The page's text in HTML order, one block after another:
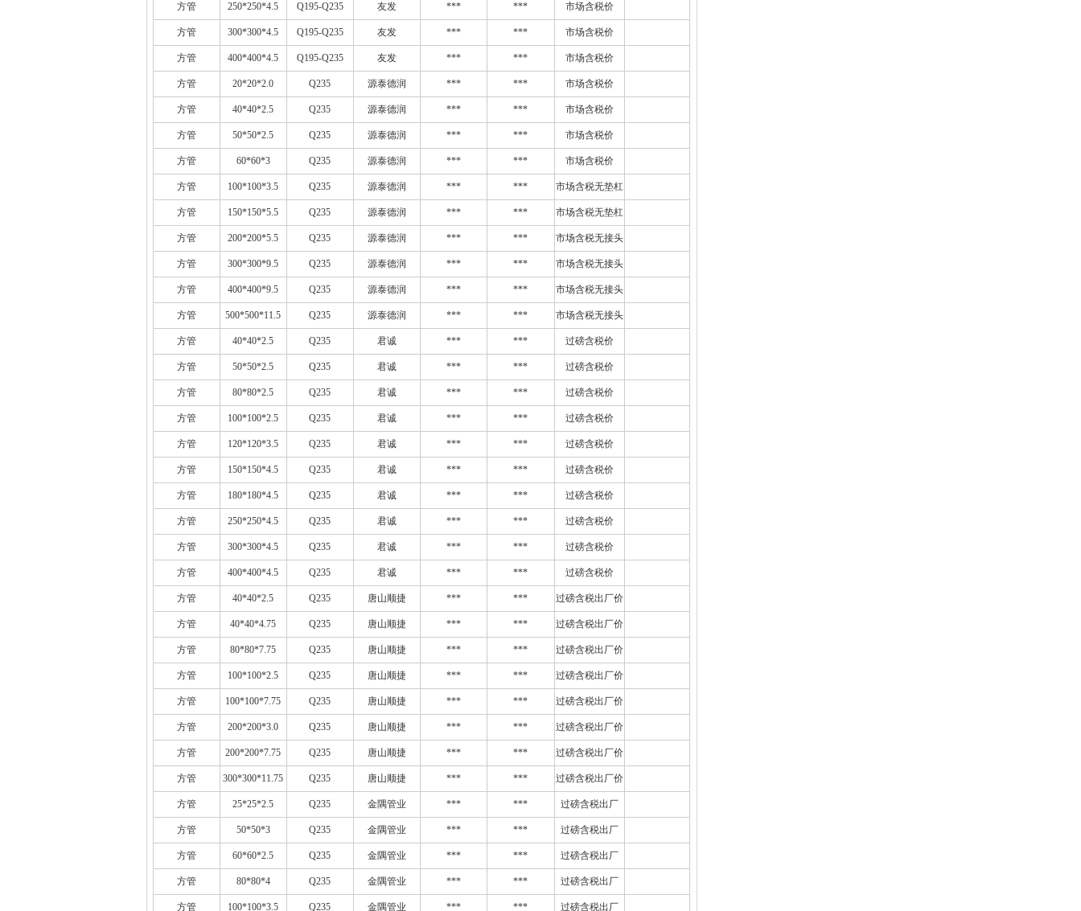
方管 250*250*4.5 Q195-Q235 友发 *** *** 市场含税价
方管 300*300*4.5 Q195-Q235 友发 *** *** 市场含税价
方管 400*400*4.5 Q195-Q235 友发 *** *** 市场含税价
方管 20*20*2.0 Q235 源泰德润 *** *** 市场含税价
方管 40*40*2.5 Q235 源泰德润 *** *** 市场含税价
方管 50*50*2.5 Q235 源泰德润 *** *** 市场含税价
方管 60*60*3 Q235 源泰德润 *** *** 市场含税价
方管 100*100*3.5 Q235 源泰德润 *** *** 市场含税无垫杠
方管 150*150*5.5 Q235 源泰德润 *** *** 市场含税无垫杠
方管 200*200*5.5 Q235 源泰德润 *** *** 市场含税无接头
方管 300*300*9.5 Q235 源泰德润 *** *** 市场含税无接头
方管 400*400*9.5 Q235 源泰德润 *** *** 市场含税无接头
方管 500*500*11.5 Q235 源泰德润 *** *** 市场含税无接头
方管 40*40*2.5 Q235 君诚 *** *** 过磅含税价
方管 50*50*2.5 Q235 君诚 *** *** 过磅含税价
方管 80*80*2.5 Q235 君诚 *** *** 过磅含税价
方管 100*100*2.5 Q235 君诚 *** *** 过磅含税价
方管 120*120*3.5 Q235 君诚 *** *** 过磅含税价
方管 150*150*4.5 Q235 君诚 *** *** 过磅含税价
方管 180*180*4.5 Q235 君诚 *** *** 过磅含税价
方管 250*250*4.5 Q235 君诚 *** *** 过磅含税价
方管 300*300*4.5 Q235 君诚 *** *** 过磅含税价
方管 400*400*4.5 Q235 君诚 *** *** 过磅含税价
方管 40*40*2.5 Q235 唐山顺捷 *** *** 过磅含税出厂价
方管 40*40*4.75 Q235 唐山顺捷 *** *** 过磅含税出厂价
方管 80*80*7.75 Q235 唐山顺捷 *** *** 过磅含税出厂价
方管 100*100*2.5 Q235 唐山顺捷 *** *** 过磅含税出厂价
方管 100*100*7.75 Q235 唐山顺捷 *** *** 过磅含税出厂价
方管 200*200*3.0 Q235 唐山顺捷 *** *** 过磅含税出厂价
方管 200*200*7.75 Q235 唐山顺捷 *** *** 过磅含税出厂价
方管 300*300*11.75 Q235 唐山顺捷 *** *** 过磅含税出厂价
方管 25*25*2.5 Q235 金隅管业 *** *** 过磅含税出厂
方管 50*50*3 Q235 金隅管业 *** *** 过磅含税出厂
方管 60*60*2.5 Q235 金隅管业 *** *** 过磅含税出厂
方管 80*80*4 Q235 金隅管业 *** *** 过磅含税出厂
方管 100*100*3.5 Q235 金隅管业 *** *** 过磅含税出厂